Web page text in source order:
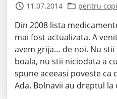
11.07.2014 pentru
Din 2008 lista
mai fost actualizata. A
avem grija… de noi. Nu
boala, nu stii niciodata a
spune aceeasi poveste ca
Ada. Bolnavii au dreptul